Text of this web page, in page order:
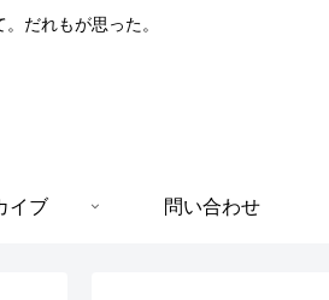
だれもが思った。
イブ 問い合わせ